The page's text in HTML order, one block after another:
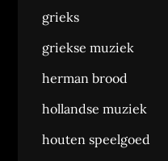
grieks
griekse muziek
herman brood
hollandse muziek
houten speelgoed